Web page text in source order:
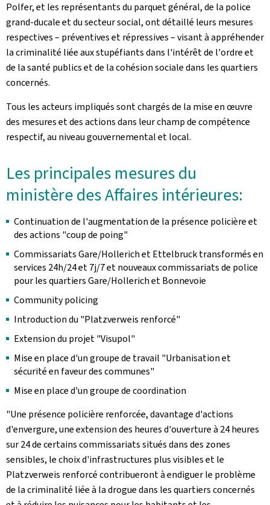
Polfer, et les représentants du parquet général, de la police
grand-ducale et du secteur social, ont détaillé leurs mesures
respectives – préventives et répressives – visant à appréhender
la criminalité liée aux stupéfiants dans l'intérêt de l'ordre et
de la santé publics et de la cohésion sociale dans les quartiers
concernés.
Tous les acteurs impliqués sont chargés de la mise en œuvre
des mesures et des actions dans leur champ de compétence
respectif, au niveau gouvernemental et local.
Les principales mesures du
ministère des Affaires intérieures:
Continuation de l'augmentation de la présence policière et
des actions "coup de poing"
Commissariats Gare/Hollerich et Ettelbruck transformés en
services 24h/24 et 7j/7 et nouveaux commissariats de police
pour les quartiers Gare/Hollerich et Bonnevoie
Community policing
Introduction du "Platzverweis renforcé"
Extension du projet "Visupol"
Mise en place d'un groupe de travail "Urbanisation et
sécurité en faveur des communes"
Mise en place d'un groupe de coordination
"Une présence policière renforcée, davantage d'actions
d'envergure, une extension des heures d'ouverture à 24 heures
sur 24 de certains commissariats situés dans des zones
sensibles, le choix d'infrastructures plus visibles et le
Platzverweis renforcé contribueront à endiguer le problème
de la criminalité liée à la drogue dans les quartiers concernés